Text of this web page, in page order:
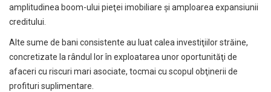
amplitudinea boom-ului pieţei imobiliare şi amploarea expansiunii
creditului.
Alte sume de bani consistente au luat calea investiţiilor străine,
concretizate la rândul lor în exploatarea unor oportunităţi de
afaceri cu riscuri mari asociate, tocmai cu scopul obţinerii de
profituri suplimentare.